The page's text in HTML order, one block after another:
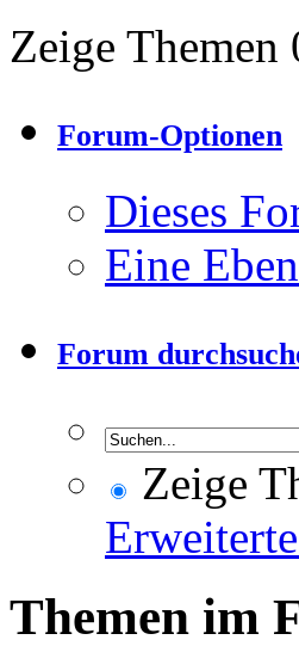
Zeige
Forum-Optionen
Dieses
Eine
Forum
Zeige
Themen im